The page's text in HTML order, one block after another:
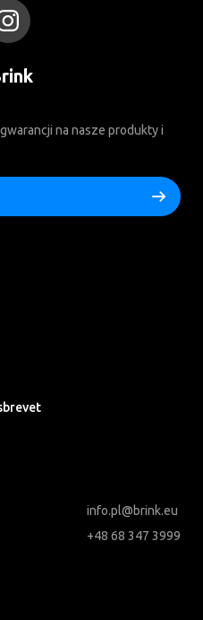
na nasze produkty i
info.pl@brink.eu
+48 68 347 3999